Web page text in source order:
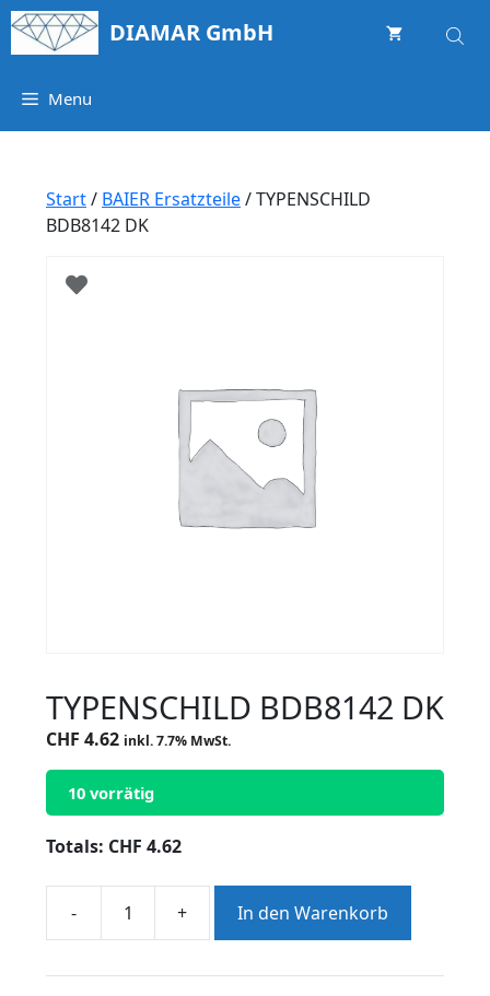
Springe
zum
DIAMAR GmbH
Menu
Start/ BAIER Ersatzteile/ TYPENSCHILD
BDB8142 DK
TYPENSCHILD BDB8142 DK
CHF 4.62 inkl. 7.7% MwSt.
10 vorrätig
Totals: CHF 4.62
-
TYPENSCHILD
DK
+ In den Warenkorb